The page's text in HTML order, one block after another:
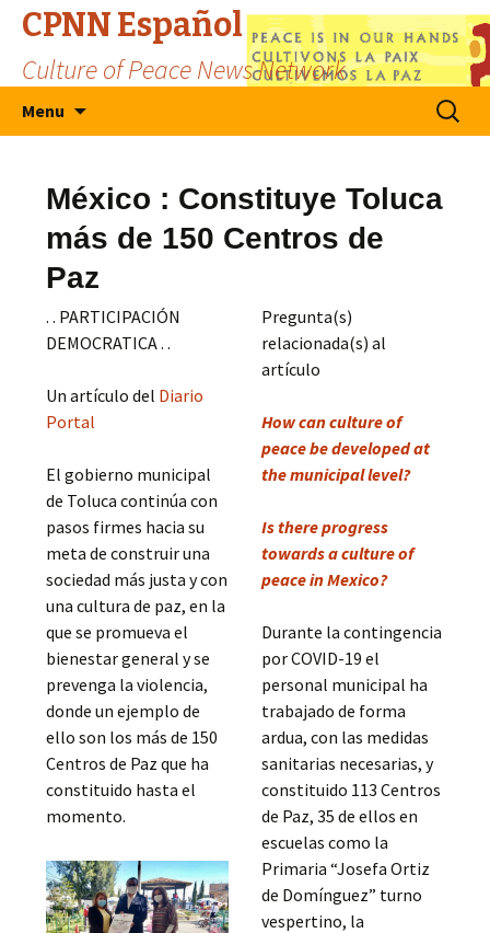
CPNN Español
Culture of Peace News Network
Menu
Search
for:
México : Constituye Toluca
más de 150 Centros de
Paz
. . PARTICIPACIÓN
DEMOCRATICA . .
Un artículo del Diario
Portal
El gobierno municipal
de Toluca continúa con
pasos firmes hacia su
meta de construir una
sociedad más justa y con
una cultura de paz, en la
que se promueva el
bienestar general y se
prevenga la violencia,
donde un ejemplo de
ello son los más de 150
Centros de Paz que ha
constituido hasta el
momento.
Pregunta(s)
relacionada(s) al
artículo
How can culture of
peace be developed at
the municipal level?
Is there progress
towards a culture of
peace in Mexico?
Durante la contingencia
por COVID-19 el
personal municipal ha
trabajado de forma
ardua, con las medidas
sanitarias necesarias, y
constituido 113 Centros
de Paz, 35 de ellos en
escuelas como la
Primaria “Josefa Ortiz
de Domínguez” turno
vespertino, la